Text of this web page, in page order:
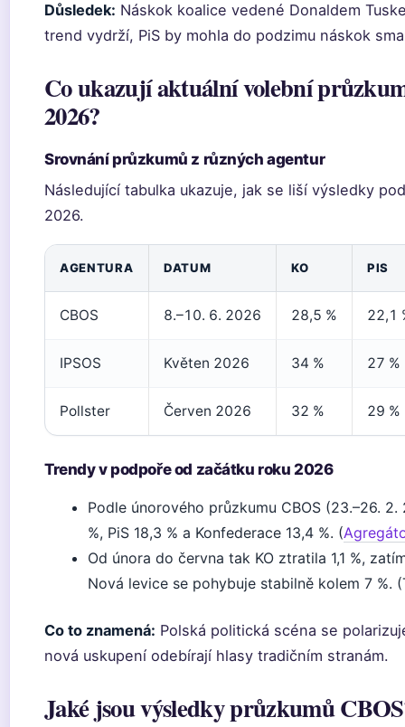
Důsledek: Náskok koalice vedené Donaldem
trend vydrží, PiS by mohla do podzimu náskok
Co ukazují aktuální volební
2026?
Srovnání průzkumů z různých agentur
Následující tabulka ukazuje, jak se liší výsledky
2026.
AGENTURA DATUM KO PIS
CBOS 8.–10. 6. 2026 28,5 % 22,1
IPSOS Květen 2026 34 % 27 %
Pollster Červen 2026 32 % 29 %
Trendy v podpoře od začátku roku 2026
Podle únorového průzkumu CBOS (23.–26.
%, PiS 18,3 % a Konfederace 13,4 %. (
Od února do června tak KO ztratila 1,1 %,
Nová levice se pohybuje stabilně kolem 7 %.
Co to znamená: Polská politická scéna se
nová uskupení odebírají hlasy tradičním stranám.
Jaké jsou výsledky průzkumů